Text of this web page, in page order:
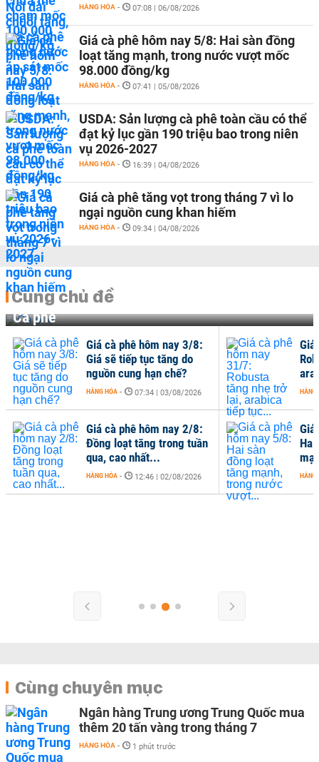
HÀNG HÓA - 07:08 | 06/08/2026
Giá cà phê hôm nay 5/8: Hai sàn đồng
loạt tăng mạnh, trong nước vượt mốc
98.000 đồng/kg
HÀNG HÓA - 07:41 | 05/08/2026
USDA: Sản lượng cà phê toàn cầu có thể
đạt kỷ lục gần 190 triệu bao trong niên
vụ 2026-2027
HÀNG HÓA - 16:39 | 04/08/2026
Giá cà phê tăng vọt trong tháng 7 vì lo
ngại nguồn cung khan hiếm
HÀNG HÓA - 09:34 | 04/08/2026
Cùng chủ đề
Cà phê
HÀNG
Giá cà phê hôm nay 3/8:
Giá sẽ tiếp tục tăng do
nguồn cung hạn chế?
HÀNG HÓA - 07:34 | 03/08/2026
Giá cà phê hôm nay 2/8:
Đồng loạt tăng trong tuần
qua, cao nhất...
HÀNG HÓA - 12:46 | 02/08/2026
HÀNG
Cùng chuyên mục
Ngân hàng Trung ương Trung Quốc mua
thêm 20 tấn vàng trong tháng 7
HÀNG HÓA - 1 phút trước